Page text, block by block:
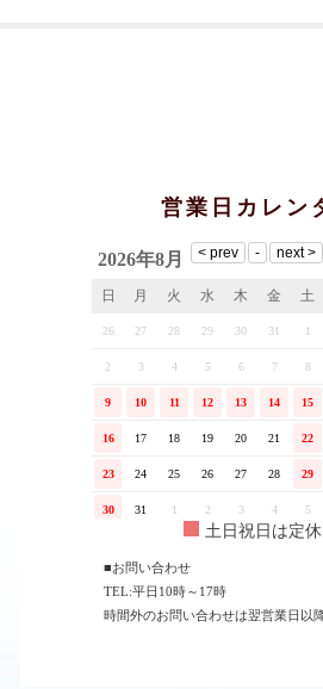
営業日カレン
土日祝日は定休
■お問い合わせ
TEL:平日10時～17時
時間外のお問い合わせは翌営業日以